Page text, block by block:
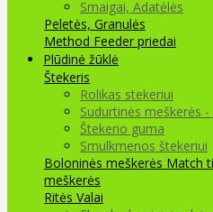
Smaigai, Adatėlės
Peletės, Granulės
Method Feeder priedai
Plūdinė žūklė
Štekeris
Rolikas stekeriui
Sudurtinės meškerės -
Štekerio guma
Smulkmenos štekeriui
Boloninės meškerės Match
meškerės
Ritės Valai